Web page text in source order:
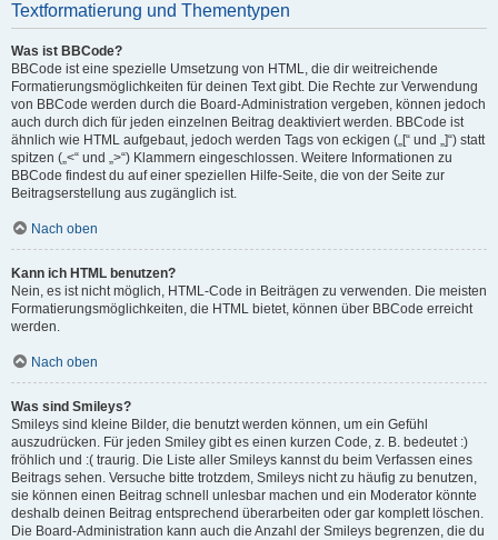
Textformatierung und Thementypen
Was ist BBCode?
BBCode ist eine spezielle Umsetzung von HTML, die dir weitreichende
Formatierungsmöglichkeiten für deinen Text gibt. Die Rechte zur Verwendung
von BBCode werden durch die Board-Administration vergeben, können jedoch
auch durch dich für jeden einzelnen Beitrag deaktiviert werden. BBCode ist
ähnlich wie HTML aufgebaut, jedoch werden Tags von eckigen („[“ und „]“) statt
spitzen („<“ und „>“) Klammern eingeschlossen. Weitere Informationen zu
BBCode findest du auf einer speziellen Hilfe-Seite, die von der Seite zur
Beitragserstellung aus zugänglich ist.
Nach oben
Kann ich HTML benutzen?
Nein, es ist nicht möglich, HTML-Code in Beiträgen zu verwenden. Die meisten
Formatierungsmöglichkeiten, die HTML bietet, können über BBCode erreicht
werden.
Nach oben
Was sind Smileys?
Smileys sind kleine Bilder, die benutzt werden können, um ein Gefühl
auszudrücken. Für jeden Smiley gibt es einen kurzen Code, z. B. bedeutet :)
fröhlich und :( traurig. Die Liste aller Smileys kannst du beim Verfassen eines
Beitrags sehen. Versuche bitte trotzdem, Smileys nicht zu häufig zu benutzen,
sie können einen Beitrag schnell unlesbar machen und ein Moderator könnte
deshalb deinen Beitrag entsprechend überarbeiten oder gar komplett löschen.
Die Board-Administration kann auch die Anzahl der Smileys begrenzen, die du